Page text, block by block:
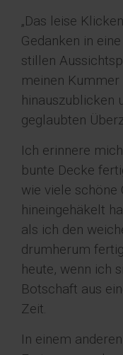
„Das leise
Gedanken in
stillen
meinen
hinauszublicken
geglaubten
Ich erinnere
bunte Decke
wie viele schöne
hineingehäkelt
als ich den
drumherum
heute, wenn ich
Botschaft aus
Zeit.
In einem